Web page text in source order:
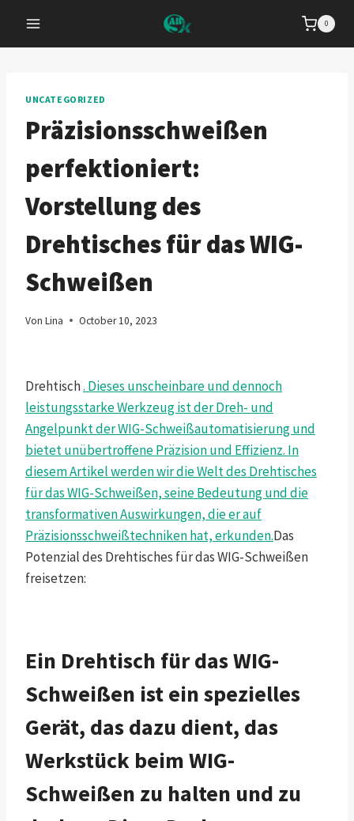
Inhalt
springen
0
UNCATEGORIZED
Präzisionsschweißen
perfektioniert:
Vorstellung des
Drehtisches für das WIG-
Schweißen
Von Lina October 10, 2023
Drehtisch. Dieses unscheinbare und dennoch
leistungsstarke Werkzeug ist der Dreh- und
Angelpunkt der WIG-Schweißautomatisierung und
bietet unübertroffene Präzision und Effizienz. In
diesem Artikel werden wir die Welt des Drehtisches
für das WIG-Schweißen, seine Bedeutung und die
transformativen Auswirkungen, die er auf
Präzisionsschweißtechniken hat, erkunden.Das
Potenzial des Drehtisches für das WIG-Schweißen
freisetzen:
Ein Drehtisch für das WIG-
Schweißen ist ein spezielles
Gerät, das dazu dient, das
Werkstück beim WIG-
Schweißen zu halten und zu